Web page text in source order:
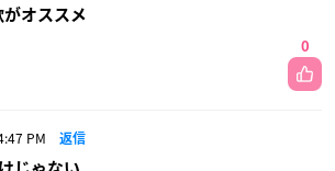
がオススメ
0
PM 返信